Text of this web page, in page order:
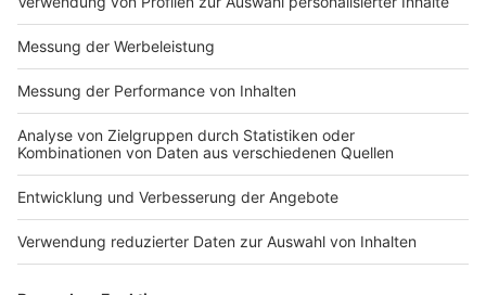
Männer. Sie macht Haut und Bartstoppel schön weich
und ist die perfekte Vorbereitung auf die Rasur.
2 EL Kokosöl
1 TL Mandelöl
Die Öle im Wasserbad schmelzen und vermengen. Falls